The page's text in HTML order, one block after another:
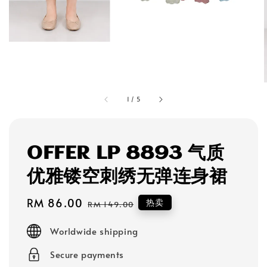
1 / 5
OFFER LP 8893 气质
优雅镂空刺绣无弹连身裙
Sale
RM 86.00 Regular
RM 149.00 热卖
Worldwide shipping
Secure payments